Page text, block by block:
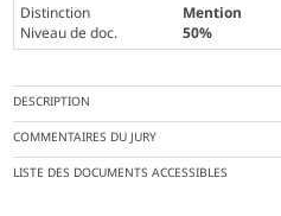
Distinction
Mention
Niveau de doc.
50%
DESCRIPTION
COMMENTAIRES DU JURY
LISTE DES DOCUMENTS ACCESSIBLES